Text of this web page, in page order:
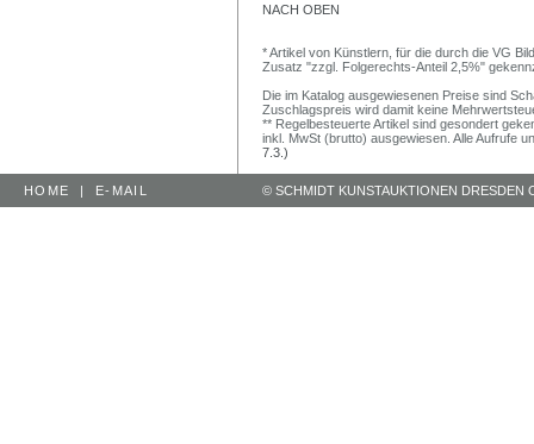
NACH OBEN
* Artikel von Künstlern, für die durch die VG
Zusatz "zzgl. Folgerechts-Anteil 2,5%"
Die im Katalog ausgewiesenen Preise sind
Zuschlagspreis wird damit keine
** Regelbesteuerte Artikel sind gesondert
inkl. MwSt (brutto) ausgewiesen. Alle Aufrufe
7.3.)
HOME | E-MAIL © SCHMIDT KUNSTAUKTIONEN DRESDEN